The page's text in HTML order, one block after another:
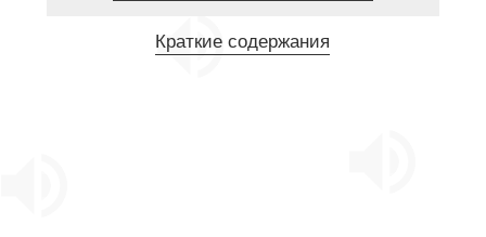
Краткие содержания